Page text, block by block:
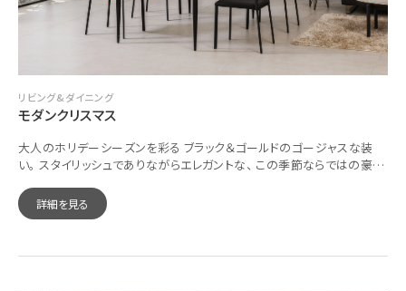
リビング&ダイニング
モダンクリスマス
大人のホリデーシーズンを彩る ブラック＆ゴールドのゴージャスな装
い。 スタイリッシュでありながらエレガントな、 この季節ならではの豪華
詳細を見る